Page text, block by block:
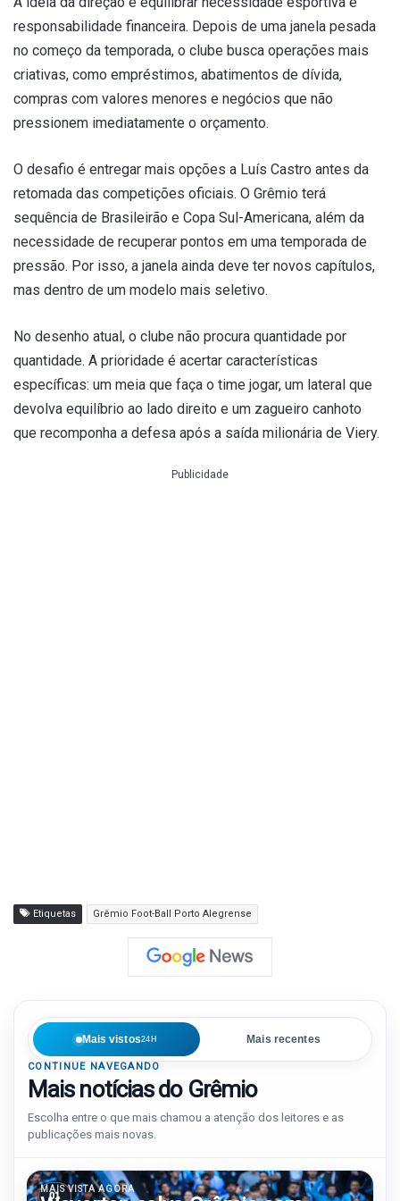
responsabilidade financeira. Depois de uma janela pesada
no começo da temporada, o clube busca operações mais
criativas, como empréstimos, abatimentos de dívida,
compras com valores menores e negócios que não
pressionem imediatamente o orçamento.
O desafio é entregar mais opções a Luís Castro antes da
retomada das competições oficiais. O Grêmio terá
sequência de Brasileirão e Copa Sul-Americana, além da
necessidade de recuperar pontos em uma temporada de
pressão. Por isso, a janela ainda deve ter novos capítulos,
mas dentro de um modelo mais seletivo.
No desenho atual, o clube não procura quantidade por
quantidade. A prioridade é acertar características
específicas: um meia que faça o time jogar, um lateral que
devolva equilíbrio ao lado direito e um zagueiro canhoto
que recomponha a defesa após a saída milionária de Viery.
Publicidade
Etiquetas Grêmio Foot-Ball Porto Alegrense
Mais vistos24H Mais recentes
CONTINUE NAVEGANDO
Mais notícias do Grêmio
Escolha entre o que mais chamou a atenção dos leitores e as
publicações mais novas.
01
MAIS VISTA AGORA